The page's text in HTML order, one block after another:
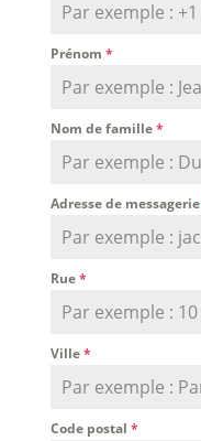
Prénom *
Nom de famille*
Adresse de messagerie
Rue*
Ville*
Code postal *